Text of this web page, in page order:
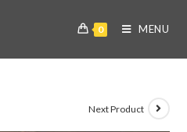
0 MENU
Next Product